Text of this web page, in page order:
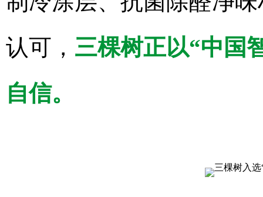
认可， 三棵树正以“中国
自信。